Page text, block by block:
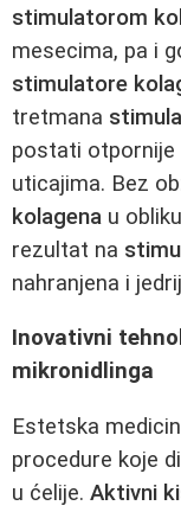
stimulatorom
mesecima, pa i
stimulatore
tretmana
postati otpornije
uticajima. Bez
kolagena u
rezultat na
nahranjena i
Inovativni
mikronidlinga
Estetska
procedure koje
u ćelije. Aktivni